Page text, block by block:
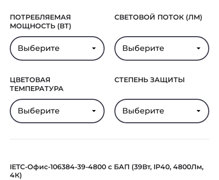
ПОТРЕБЛЯЕМАЯ
МОЩНОСТЬ (ВТ)
Выберите
СВЕТОВОЙ ПОТОК (ЛМ)
Выберите
ЦВЕТОВАЯ
ТЕМПЕРАТУРА
Выберите
СТЕПЕНЬ ЗАЩИТЫ
Выберите
IETC-Офис-106384-39-4800 с БАП (39Вт, IP40, 4800Лм,
4К)